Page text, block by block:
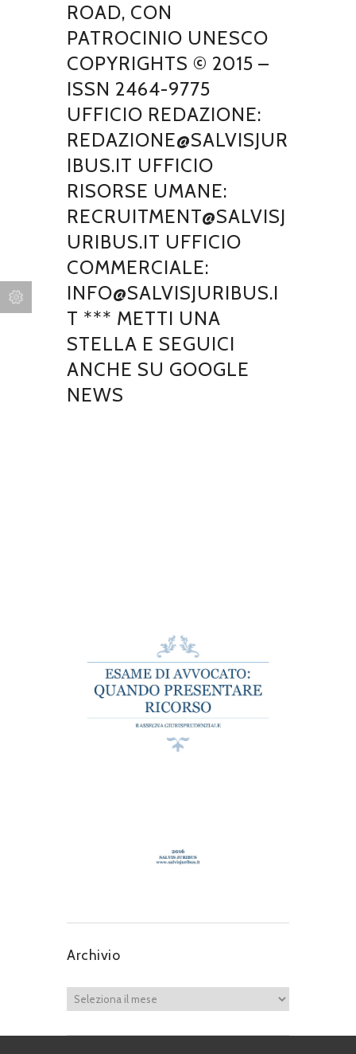
ROAD, CON
PATROCINIO UNESCO
COPYRIGHTS © 2015 –
ISSN 2464-9775
UFFICIO REDAZIONE:
REDAZIONE@SALVISJUR
IBUS.IT UFFICIO
RISORSE UMANE:
RECRUITMENT@SALVISJ
URIBUS.IT UFFICIO
COMMERCIALE:
INFO@SALVISJURIBUS.I
T *** METTI UNA
STELLA E SEGUICI
ANCHE SU GOOGLE
NEWS
Archivio